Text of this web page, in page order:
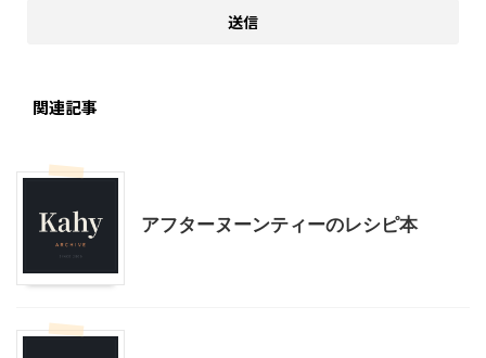
関連記事
アフターヌーンティーのレシピ本